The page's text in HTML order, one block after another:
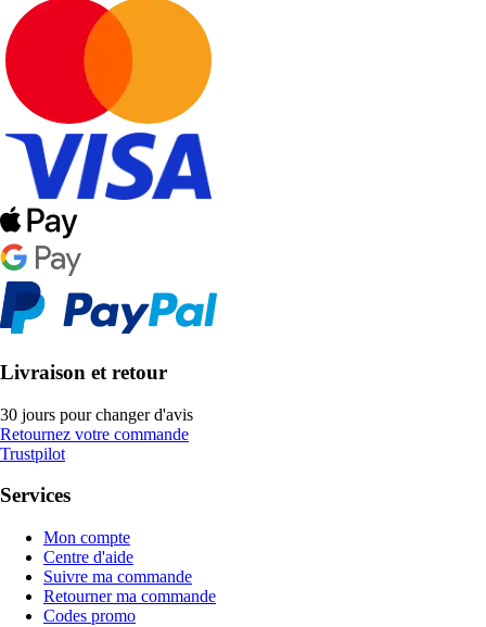
Livraison et retour
30 jours pour changer d'avis
Retournez votre commande
Trustpilot
Services
Mon compte
Centre d'aide
Suivre ma commande
Retourner ma commande
Codes promo